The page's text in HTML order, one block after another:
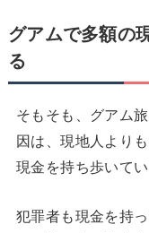
グアムで多額の
る
そもそも、グアム
因は、現地人より
現金を持ち歩いてい
犯罪者も現金を持